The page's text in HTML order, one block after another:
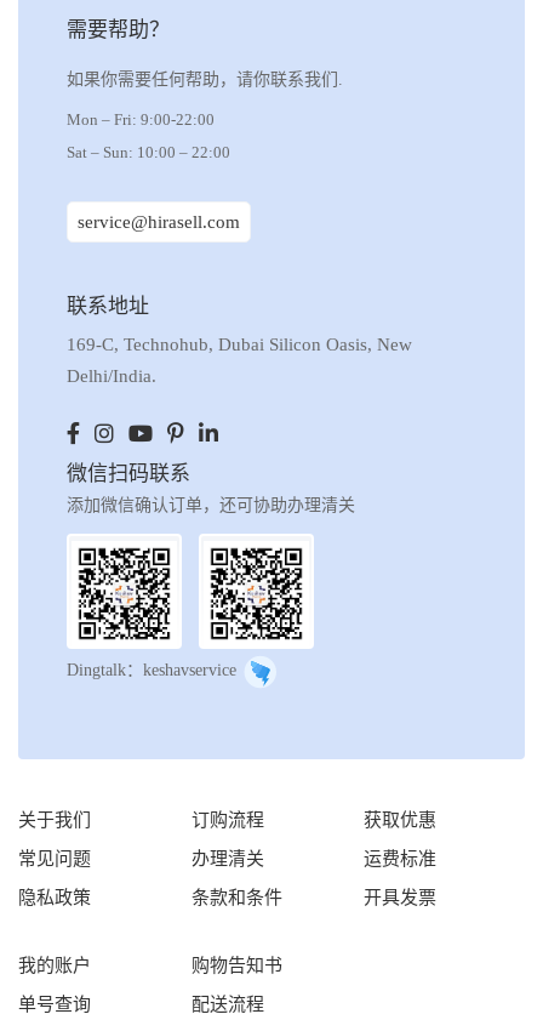
需要帮助？
如果你需要任何帮助，请你联系我们.
Mon – Fri: 9:00-22:00
Sat – Sun: 10:00 – 22:00
service@hirasell.com
联系地址
169-C, Technohub, Dubai Silicon Oasis, New
Delhi/India.
微信扫码联系
添加微信确认订单，还可协助办理清关
Dingtalk：keshavservice
关于我们
常见问题
隐私政策
订购流程
办理清关
条款和条件
获取优惠
运费标准
开具发票
我的账户
单号查询
购物告知书
配送流程